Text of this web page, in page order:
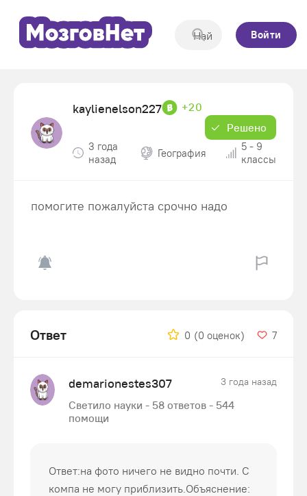
Войти
kaylienelson227
+20
Решено
3 года
назад
География
5 - 9
классы
помогите пожалуйста срочно надо
Ответ 0 (0 оценок) 7
demarionestes307 3 года назад
Светило науки - 58 ответов - 544
помощи
Ответ:на фото ничего не видно почти. С
компа не могу приблизить.Объяснение: